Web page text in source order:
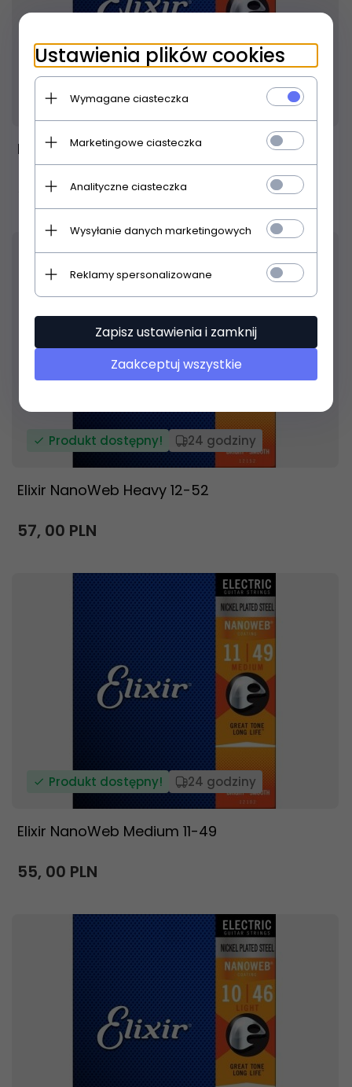
Produkt dostępny!
Elixir NanoWeb Light-Heavy 10-52
00PLN
Produkt dostępny! 24 godziny
Elixir NanoWeb Heavy 12-52
57, 00 PLN
Produkt dostępny! 24 godziny
Elixir NanoWeb Medium 11-49
55, 00 PLN
Ustawienia plików cookies
Wymagane ciasteczka
Marketingowe ciasteczka
Analityczne ciasteczka
Wysyłanie danych marketingowych
Reklamy spersonalizowane
Zapisz ustawienia i zamknij
Zaakceptuj wszystkie